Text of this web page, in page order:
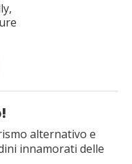
alternativo e
innamorati delle